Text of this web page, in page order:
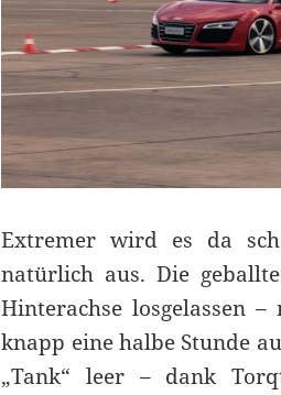
Extremer wird es da
natürlich aus. Die
Hinterachse losgelassen
knapp eine halbe Stunde
„Tank“ leer – dank